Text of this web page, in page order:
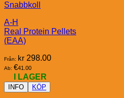
Snabbkoll
A-H
Real Protein Pellets
(EAA)
Från: kr 298.00
Ab: €41.00
I LAGER
INFO KÖP